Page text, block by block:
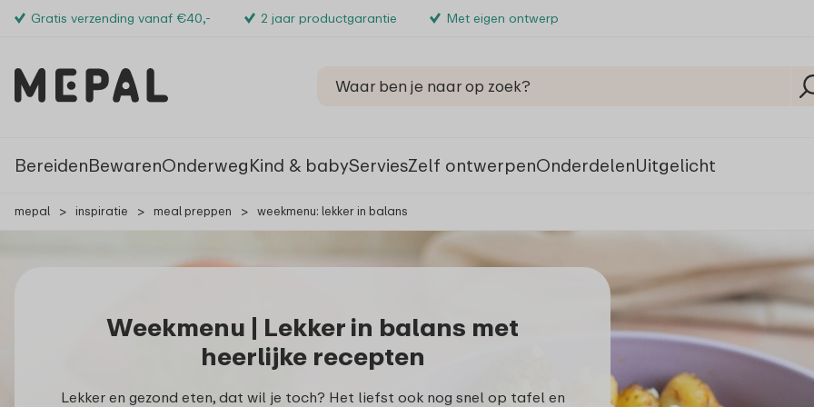
Gratis verzending vanaf €40,- 2 jaar productgarantie Met eigen ontwerp
BereidenBewarenOnderwegKind & babyServiesZelf ontwerpenOnderdelenUitgelicht
mepal > inspiratie > meal preppen > weekmenu: lekker in balans
Weekmenu | Lekker in balans met
heerlijke recepten
Lekker en gezond eten, dat wil je toch? Het liefst ook nog snel op tafel en